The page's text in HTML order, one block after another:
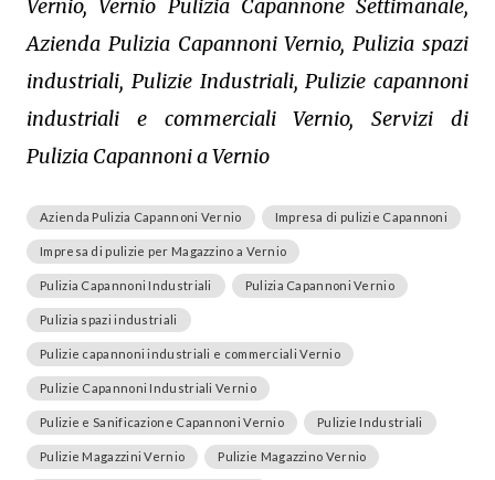
Vernio, Vernio Pulizia Capannone Settimanale,
Azienda Pulizia Capannoni Vernio, Pulizia spazi
industriali, Pulizie Industriali, Pulizie capannoni
industriali e commerciali Vernio, Servizi di
Pulizia Capannoni a Vernio
Azienda Pulizia Capannoni Vernio Impresa di pulizie Capannoni
Impresa di pulizie per Magazzino a Vernio
Pulizia Capannoni Industriali Pulizia Capannoni Vernio
Pulizia spazi industriali
Pulizie capannoni industriali e commerciali Vernio
Pulizie Capannoni Industriali Vernio
Pulizie e Sanificazione Capannoni Vernio Pulizie Industriali
Pulizie Magazzini Vernio Pulizie Magazzino Vernio